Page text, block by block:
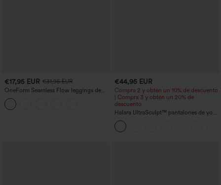
€17,95 EUR €31,95 EUR
OneForm Seamless Flow leggings de
yoga de talle alto con control abdominal
y realce de glúteos
€44,95 EUR
Compra 2 y obtén un 10% de descuento
| Compra 3 y obtén un 20% de
descuento
Halara UltraSculpt™ pantalones de yoga
holgados de talle alto con control
abdominal, rayas color block y bolsillos